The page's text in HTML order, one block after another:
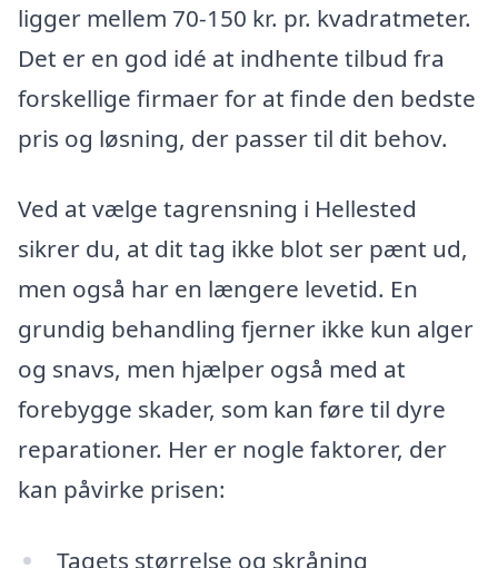
ligger mellem 70-150 kr. pr. kvadratmeter.
Det er en god idé at indhente tilbud fra
forskellige firmaer for at finde den bedste
pris og løsning, der passer til dit behov.
Ved at vælge tagrensning i Hellested
sikrer du, at dit tag ikke blot ser pænt ud,
men også har en længere levetid. En
grundig behandling fjerner ikke kun alger
og snavs, men hjælper også med at
forebygge skader, som kan føre til dyre
reparationer. Her er nogle faktorer, der
kan påvirke prisen:
Tagets størrelse og skråning